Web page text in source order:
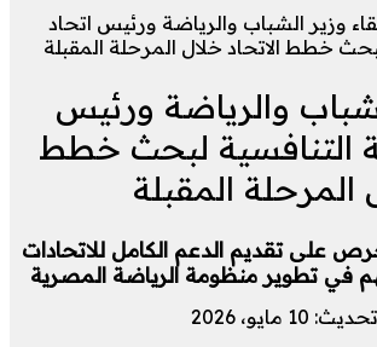
وزير الشباب والرياضة ورئيس اتحاد
خطط الاتحاد خلال المرحلة المقبلة
والرياضة ورئيس
التنافسية لبحث خطط
المرحلة المقبلة
على تقديم الدعم الكامل للاتحادات
في تطوير منظومة الرياضة المصرية
10 مايو، 2026